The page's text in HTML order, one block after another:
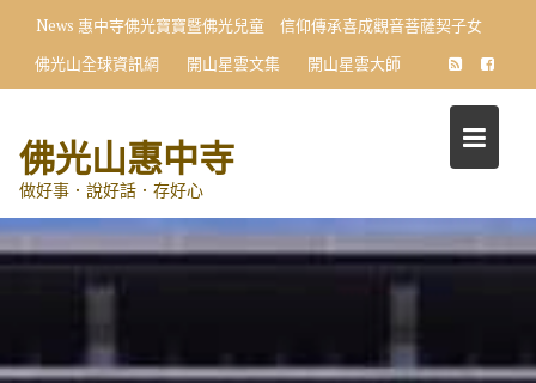
content
News 惠中寺佛光寶寶暨佛光兒童 信仰傳承喜成觀音菩薩契子女
佛光山全球資訊網
開山星雲文集 開山星雲大師
佛光山惠中寺
做好事．說好話．存好心